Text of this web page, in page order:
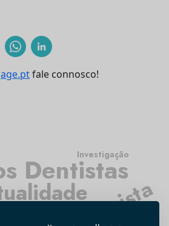
fale connosco!
Dentistas
Entrevista
Investigação